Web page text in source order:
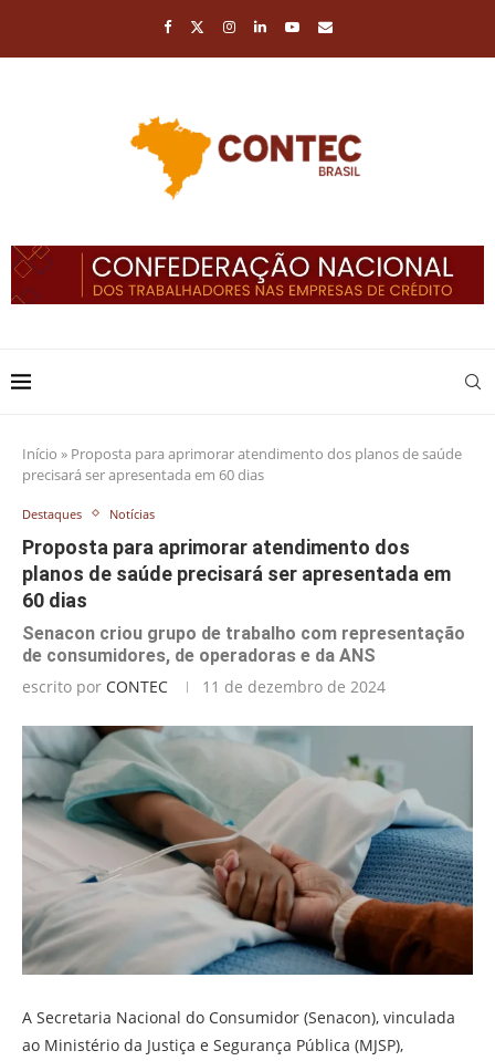
Início » Proposta para aprimorar atendimento dos planos de saúde
precisará ser apresentada em 60 dias
Destaques Notícias
Proposta para aprimorar atendimento dos
planos de saúde precisará ser apresentada em
60 dias
Senacon criou grupo de trabalho com representação
de consumidores, de operadoras e da ANS
escrito por CONTEC 11 de dezembro de 2024
A Secretaria Nacional do Consumidor (Senacon), vinculada
ao Ministério da Justiça e Segurança Pública (MJSP),